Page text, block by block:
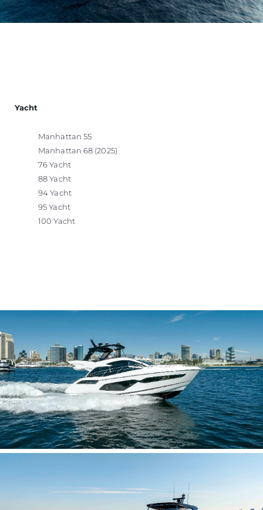
Yacht
Manhattan 55
Manhattan 68 (2025)
76 Yacht
88 Yacht
94 Yacht
95 Yacht
100 Yacht